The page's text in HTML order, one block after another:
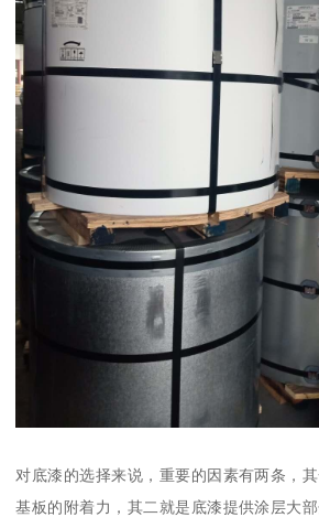
对底漆的选择来说，重要的因素有两条，
基板的附着力，其二就是底漆提供涂层大